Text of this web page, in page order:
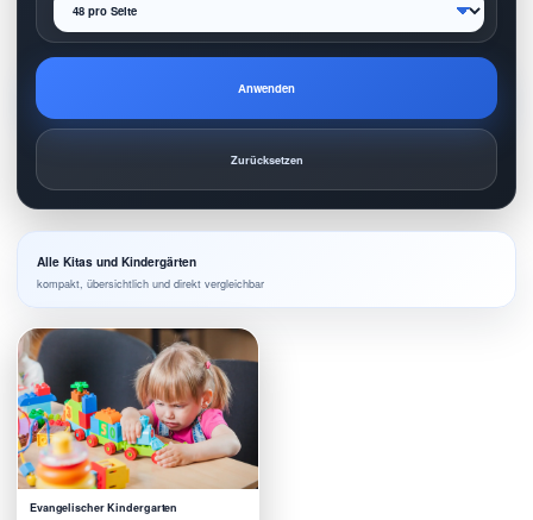
Anwenden
Zurücksetzen
Alle Kitas und Kindergärten
kompakt, übersichtlich und direkt vergleichbar
Evangelischer Kindergarten